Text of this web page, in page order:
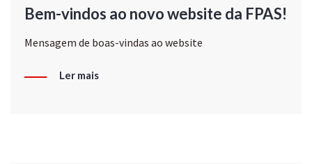
Bem-vindos ao novo website da FPAS!
Mensagem de boas-vindas ao website
Ler mais